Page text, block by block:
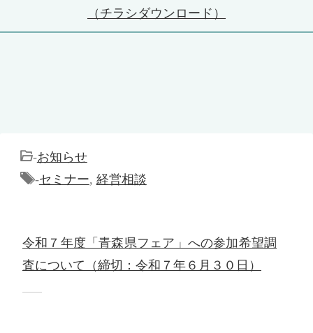
（チラシダウンロード）
-お知らせ
-セミナー, 経営相談
令和７年度「青森県フェア」への参加希望調
査について（締切：令和７年６月３０日）